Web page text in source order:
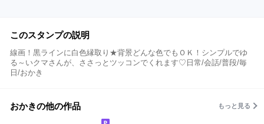
このスタンプの説明
線画！黒ラインに白色縁取り★背景どんな色でもＯＫ！シンプルでゆ
る～いクマさんが、ささっとツッコンでくれます♡日常/会話/普段/毎
日/おかき
おかきの他の作品 もっと見る